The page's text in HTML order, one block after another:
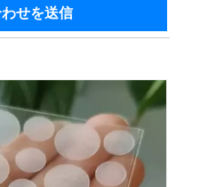
せを送信